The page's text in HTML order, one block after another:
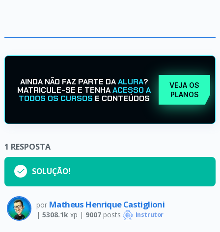
AINDA NÃO FAZ PARTE DAALURA?
MATRICULE-SE E TENHAACESSO A
TODOS OS CURSOS E CONTEÚDOS
VEJA OS
PLANOS
1 RESPOSTA
SOLUÇÃO!
por Matheus Henrique Castiglioni
| 5308.1k xp | 9007posts Instrutor